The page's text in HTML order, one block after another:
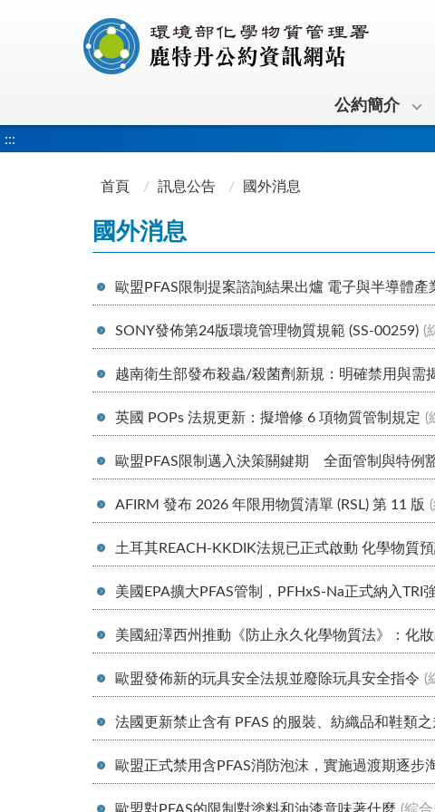
公約簡介
:::
首頁 訊息公告 國外消息
國外消息
歐盟PFAS限制提案諮詢結果出爐 電子與半導體產
SONY發佈第24版環境管理物質規範 (SS-00259) (
越南衛生部發布殺蟲/殺菌劑新規：明確禁用與需
英國 POPs 法規更新：擬增修 6 項物質管制規定 (
歐盟PFAS限制邁入決策關鍵期 全面管制與特例
AFIRM 發布 2026 年限用物質清單 (RSL) 第 11 版
土耳其REACH-KKDIK法規已正式啟動 化學物質
美國EPA擴大PFAS管制，PFHxS-Na正式納入TRI
美國紐澤西州推動《防止永久化學物質法》：化
歐盟發佈新的玩具安全法規並廢除玩具安全指令 (
法國更新禁止含有 PFAS 的服裝、紡織品和鞋類之
歐盟正式禁用含PFAS消防泡沫，實施過渡期逐步